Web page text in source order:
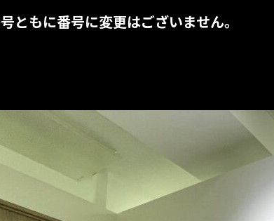
ともに番号に変更はございません。